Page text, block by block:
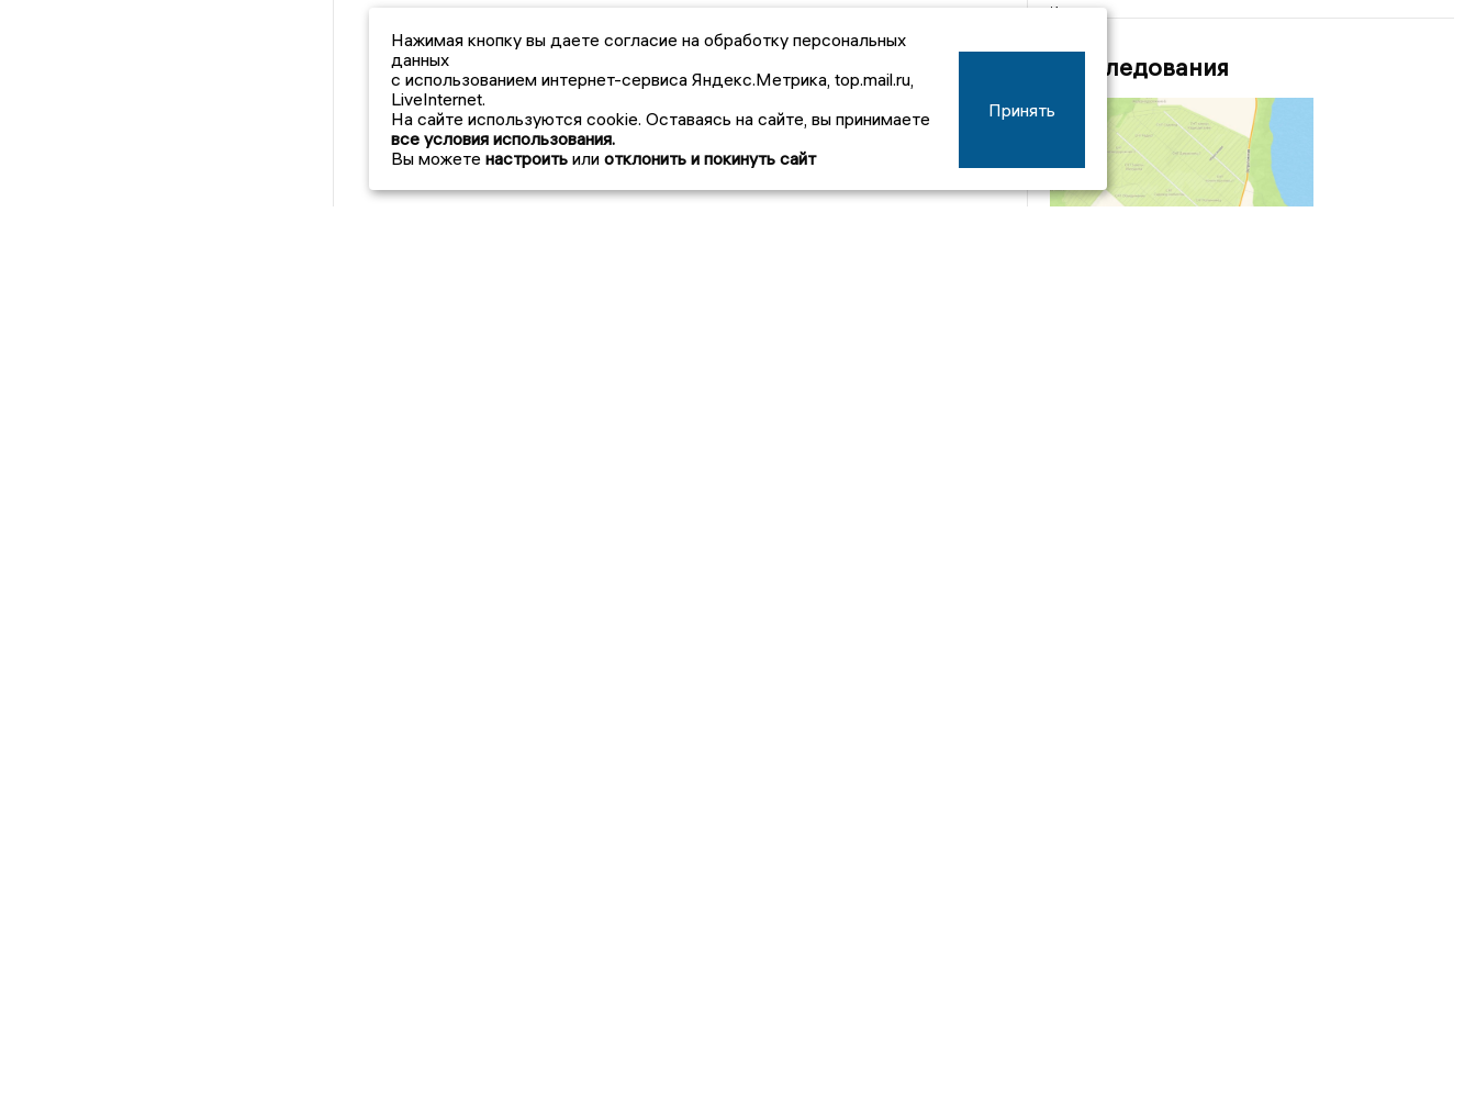
Иванович
Расследования
Нажимая кнопку вы даете согласие на обработку персональных
данных
с использованием интернет-сервиса Яндекс.Метрика, top.mail.ru,
LiveInternet.
На сайте используются cookie. Оставаясь на сайте, вы принимаете
все условия использования.
Вы можете настроить или отклонить и покинуть сайт
Принять